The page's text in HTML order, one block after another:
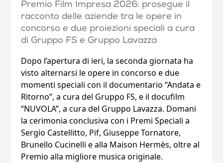
Premio Film Impresa 2026: prosegue il
racconto delle aziende tra le opere in
concorso e due proiezioni speciali a cura
di Gruppo FS e Gruppo Lavazza
Dopo l’apertura di ieri, la seconda giornata ha
visto alternarsi le opere in concorso e due
momenti speciali con il documentario “Andata e
Ritorno”, a cura del Gruppo FS, e il docufilm
“NUVOLA”, a cura del Gruppo Lavazza. Domani
la cerimonia conclusiva con i Premi Speciali a
Sergio Castellitto, Pif, Giuseppe Tornatore,
Brunello Cucinelli e alla Maison Hermès, oltre al
Premio alla migliore musica originale.